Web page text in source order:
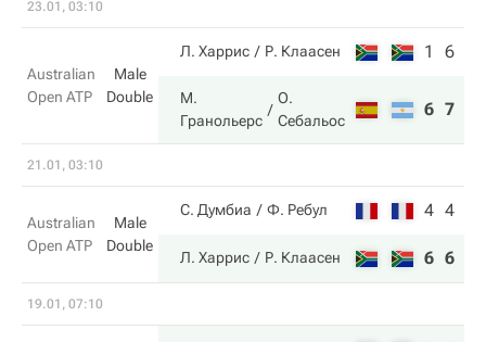
23.01, 03:10
Australian
Open ATP
Male
Double
Л. Харрис Р. Клаасен 1 6
М.
Гранольерс
О.
Себальос
6 7
21.01, 03:10
Australian
Open ATP
Male
Double
С. Думбиа Ф. Ребул 4 4
Л. Харрис Р. Клаасен 6 6
19.01, 07:10